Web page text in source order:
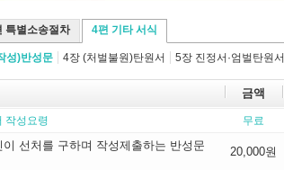
특별소송절차 4편 기타 서식
성)반성문 4장 (처벌불원)탄원서 5장 진정서·엄벌탄원서
금액
작성요령 무료
선처를 구하며 작성제출하는 반성문 20,000원